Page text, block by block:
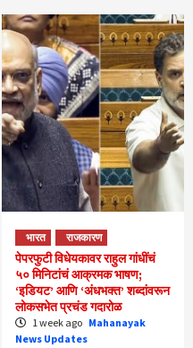
भारत राजकारण
पेपरफुटी विधेयकावर राहुल गांधींचं
५० मिनिटांचं आक्रमक भाषण;
‘इडियट’ आणि ‘अंधभक्त’ शब्दांवरून
लोकसभेत प्रचंड गदारोळ
1 week ago Mahanayak
News Updates